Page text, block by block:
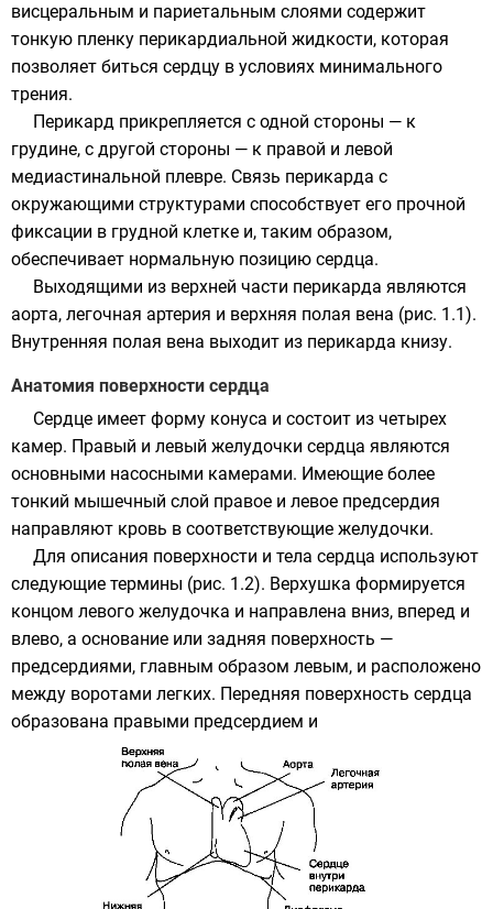
висцеральным и париетальным слоями содержит
тонкую пленку перикардиальной жидкости, которая
позволяет биться сердцу в условиях минимального
трения.
Перикард прикрепляется с одной стороны — к
грудине, с другой стороны — к правой и левой
медиастинальной плевре. Связь перикарда с
окружающими структурами способствует его прочной
фиксации в грудной клетке и, таким образом,
обеспечивает нормальную позицию сердца.
Выходящими из верхней части перикарда являются
аорта, легочная артерия и верхняя полая вена (рис. 1.1).
Внутренняя полая вена выходит из перикарда книзу.
Анатомия поверхности сердца
Сердце имеет форму конуса и состоит из четырех
камер. Правый и левый желудочки сердца являются
основными насосными камерами. Имеющие более
тонкий мышечный слой правое и левое предсердия
направляют кровь в соответствующие желудочки.
Для описания поверхности и тела сердца используют
следующие термины (рис. 1.2). Верхушка формируется
концом левого желудочка и направлена вниз, вперед и
влево, а основание или задняя поверхность —
предсердиями, главным образом левым, и расположено
между воротами легких. Передняя поверхность сердца
образована правыми предсердием и